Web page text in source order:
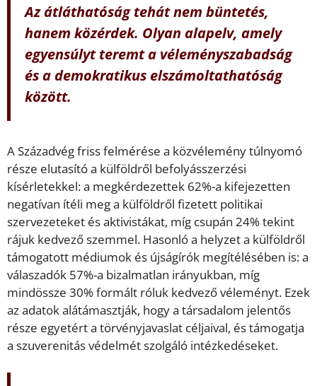
Az átláthatóság tehát nem büntetés,
hanem közérdek. Olyan alapelv, amely
egyensúlyt teremt a véleményszabadság
és a demokratikus elszámoltathatóság
között.
A Századvég friss felmérése a közvélemény túlnyomó
része elutasító a külföldről befolyásszerzési
kísérletekkel: a megkérdezettek 62%-a kifejezetten
negatívan ítéli meg a külföldről fizetett politikai
szervezeteket és aktivistákat, míg csupán 24% tekint
rájuk kedvező szemmel. Hasonló a helyzet a külföldről
támogatott médiumok és újságírók megítélésében is: a
válaszadók 57%-a bizalmatlan irányukban, míg
mindössze 30% formált róluk kedvező véleményt. Ezek
az adatok alátámasztják, hogy a társadalom jelentős
része egyetért a törvényjavaslat céljaival, és támogatja
a szuverenitás védelmét szolgáló intézkedéseket.